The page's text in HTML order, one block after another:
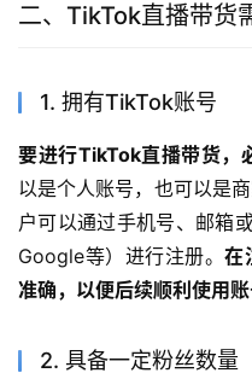
二、TikTok直播带货
1. 拥有TikTok账号
要进行TikTok直播带货，
以是个人账号，也可以是
户可以通过手机号、邮箱
Google等）进行注册。 在
准确，以便后续顺利使用账
2. 具备一定粉丝数量